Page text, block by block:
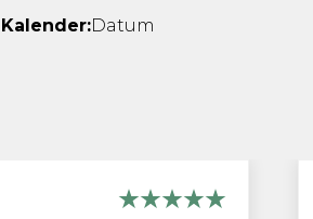
Kalender:Datum